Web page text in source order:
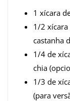
1 xícara
1/2 xícara
castanha
1/4 de
chia
1/3 de
(para